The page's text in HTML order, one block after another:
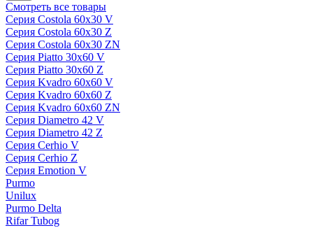
Смотреть все товары
Серия Costola 60х30 V
Серия Costola 60х30 Z
Серия Costola 60х30 ZN
Серия Piatto 30х60 V
Серия Piatto 30х60 Z
Серия Kvadro 60х60 V
Серия Kvadro 60х60 Z
Серия Kvadro 60х60 ZN
Серия Diametro 42 V
Серия Diametro 42 Z
Серия Cerhio V
Серия Cerhio Z
Серия Emotion V
Purmo
Unilux
Purmo Delta
Rifar Tubog